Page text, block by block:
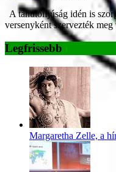
A tanulóifjúság idén is
versenyként szervezték
Legfrissebb
Margaretha Zelle, a